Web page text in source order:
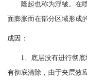
隆起也称为浮皱。在
面膨胀而在部分区域形成
成因：
1、底层没有进行彻
有彻底清除，由于夹层效